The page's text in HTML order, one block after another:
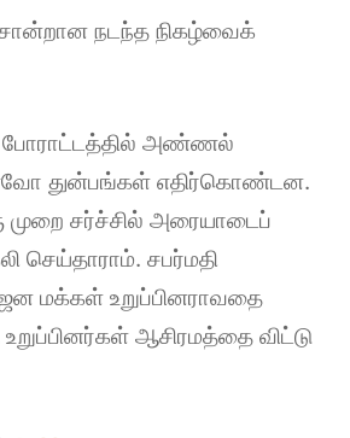
நடந்த நிகழ்வைக்
போராட்டத்தில் அண்ணல்
துன்பங்கள் எதிர்கொண்டன.
முறை சர்ச்சில் அரையாடைப்
செய்தாராம். சபர்மதி
மக்கள் உறுப்பினராவதை
உறுப்பினர்கள் ஆசிரமத்தை விட்டு